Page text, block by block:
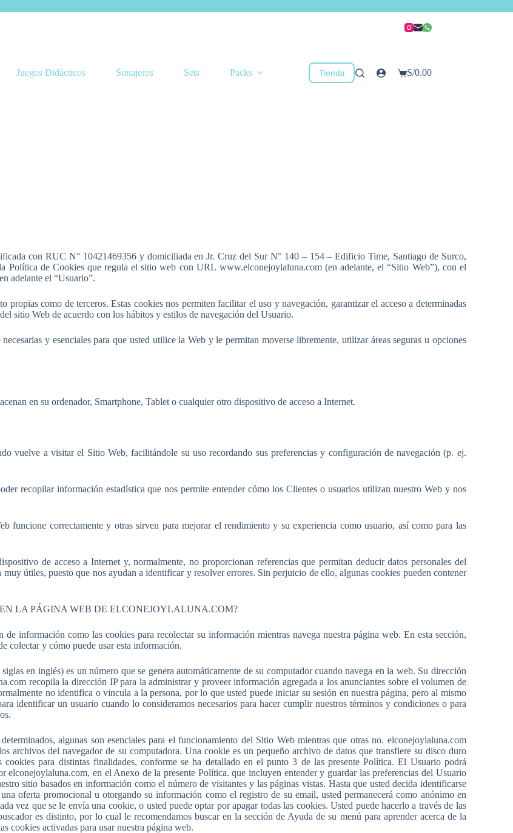
Juegos Didácticos Sonajeros Sets Packs Tienda S/0.00
con RUC N° 10421469356 y domiciliada en Jr. Cruz del Sur N° 140 – 154 – Edificio Time, Santiago de Surco,
Política de Cookies que regula el sitio web con URL www.elconejoylaluna.com (en adelante, el “Sitio Web”), con el
adelante el “Usuario”.
como de terceros. Estas cookies nos permiten facilitar el uso y navegación, garantizar el acceso a determinadas
sitio Web de acuerdo con los hábitos y estilos de navegación del Usuario.
y esenciales para que usted utilice la Web y le permitan moverse libremente, utilizar áreas seguras u opciones
en su ordenador, Smartphone, Tablet o cualquier otro dispositivo de acceso a Internet.
vuelve a visitar el Sitio Web, facilitándole su uso recordando sus preferencias y configuración de navegación (p. ej.
recopilar información estadística que nos permite entender cómo los Clientes o usuarios utilizan nuestro Web y nos
funcione correctamente y otras sirven para mejorar el rendimiento y su experiencia como usuario, así como para las
de acceso a Internet y, normalmente, no proporcionan referencias que permitan deducir datos personales del
útiles, puesto que nos ayudan a identificar y resolver errores. Sin perjuicio de ello, algunas cookies pueden contener
LA PÁGINA WEB DE ELCONEJOYLALUNA.COM?
información como las cookies para recolectar su información mientras navega nuestra página web. En esta sección,
colectar y cómo puede usar esta información.
en inglés) es un número que se genera automáticamente de su computador cuando navega en la web. Su dirección
recopila la dirección IP para la administrar y proveer información agregada a los anunciantes sobre el volumen de
no identifica o vincula a la persona, por lo que usted puede iniciar su sesión en nuestra página, pero al mismo
identificar un usuario cuando lo consideramos necesarios para hacer cumplir nuestros términos y condiciones o para
algunas son esenciales para el funcionamiento del Sitio Web mientras que otras no. elconejoylaluna.com
archivos del navegador de su computadora. Una cookie es un pequeño archivo de datos que transfiere su disco duro
para distintas finalidades, conforme se ha detallado en el punto 3 de las presente Política. El Usuario podrá
elconejoylaluna.com, en el Anexo de la presente Política. que incluyen entender y guardar las preferencias del Usuario
sitio basados en información como el número de visitantes y las páginas vistas. Hasta que usted decida identificarse
oferta promocional u otorgando su información como el registro de su email, usted permanecerá como anónimo en
vez que se le envía una cookie, o usted puede optar por apagar todas las cookies. Usted puede hacerlo a través de las
es distinto, por lo cual le recomendamos buscar en la sección de Ayuda de su menú para aprender acerca de la
cookies activadas para usar nuestra página web.